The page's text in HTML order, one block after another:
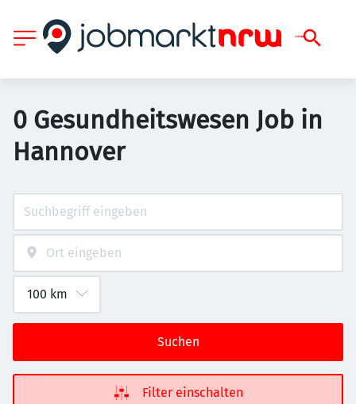
0 Gesundheitswesen Job in
Hannover
Suchen
Filter einschalten